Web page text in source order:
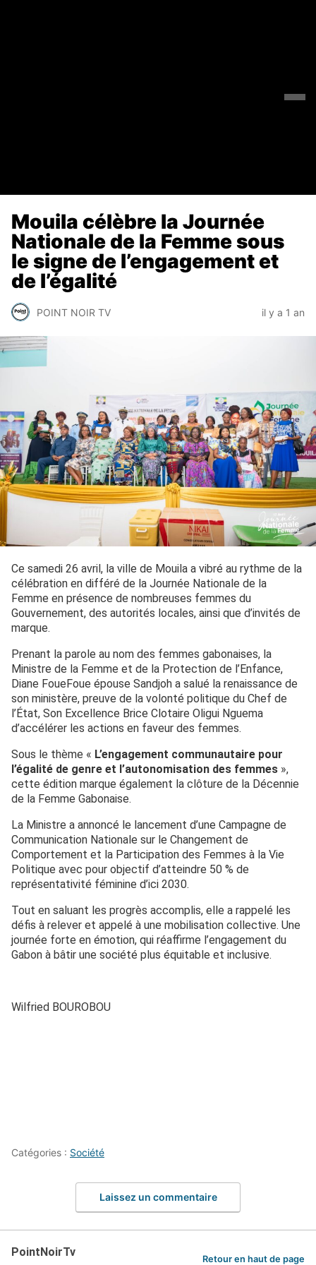
Mouila célèbre la Journée
Nationale de la Femme sous
le signe de l’engagement et
de l’égalité
POINT NOIR TV il y a 1 an
Ce samedi 26 avril, la ville de Mouila a vibré au rythme de la
célébration en différé de la Journée Nationale de la
Femme en présence de nombreuses femmes du
Gouvernement, des autorités locales, ainsi que d’invités de
marque.
Prenant la parole au nom des femmes gabonaises, la
Ministre de la Femme et de la Protection de l’Enfance,
Diane FoueFoue épouse Sandjoh a salué la renaissance de
son ministère, preuve de la volonté politique du Chef de
l’État, Son Excellence Brice Clotaire Oligui Nguema
d’accélérer les actions en faveur des femmes.
Sous le thème « L’engagement communautaire pour
l’égalité de genre et l’autonomisation des femmes »,
cette édition marque également la clôture de la Décennie
de la Femme Gabonaise.
La Ministre a annoncé le lancement d’une Campagne de
Communication Nationale sur le Changement de
Comportement et la Participation des Femmes à la Vie
Politique avec pour objectif d’atteindre 50 % de
représentativité féminine d’ici 2030.
Tout en saluant les progrès accomplis, elle a rappelé les
défis à relever et appelé à une mobilisation collective. Une
journée forte en émotion, qui réaffirme l’engagement du
Gabon à bâtir une société plus équitable et inclusive.
Wilfried BOUROBOU
Catégories : Société
Laissez un commentaire
PointNoirTv
Retour en haut de page